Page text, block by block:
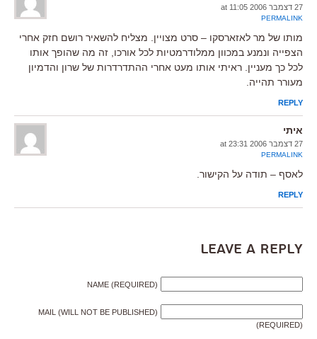
27 דצמבר 2006 at 11:05
PERMALINK
מותו של מר לאזארסקו – סרט מצויין. מצליח להשאיר רושם חזק אחרי
הצפייה ונמנע במכוון ממלודרמטיות לכל אורכו, זה מה שהופך אותו
לכל כך מעניין. ראיתי אותו מעט אחרי ההתדרדרות של שרון והדמיון
מעורר תהייה.
REPLY
איתי
27 דצמבר 2006 at 23:31
PERMALINK
לאסף – תודה על הקישור.
REPLY
Leave a Reply
NAME (REQUIRED)
MAIL (WILL NOT BE PUBLISHED)
(REQUIRED)